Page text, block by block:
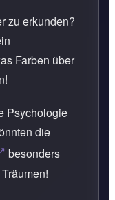
zu erkunden?
Farben über
Psychologie
die
besonders